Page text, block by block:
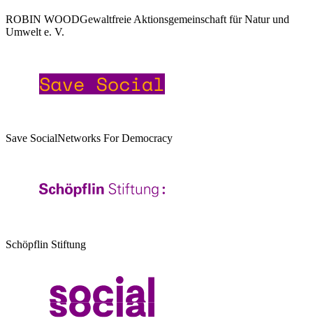
ROBIN WOODGewaltfreie Aktionsgemeinschaft für Natur und
Umwelt e. V.
Save SocialNetworks For Democracy
Schöpflin Stiftung